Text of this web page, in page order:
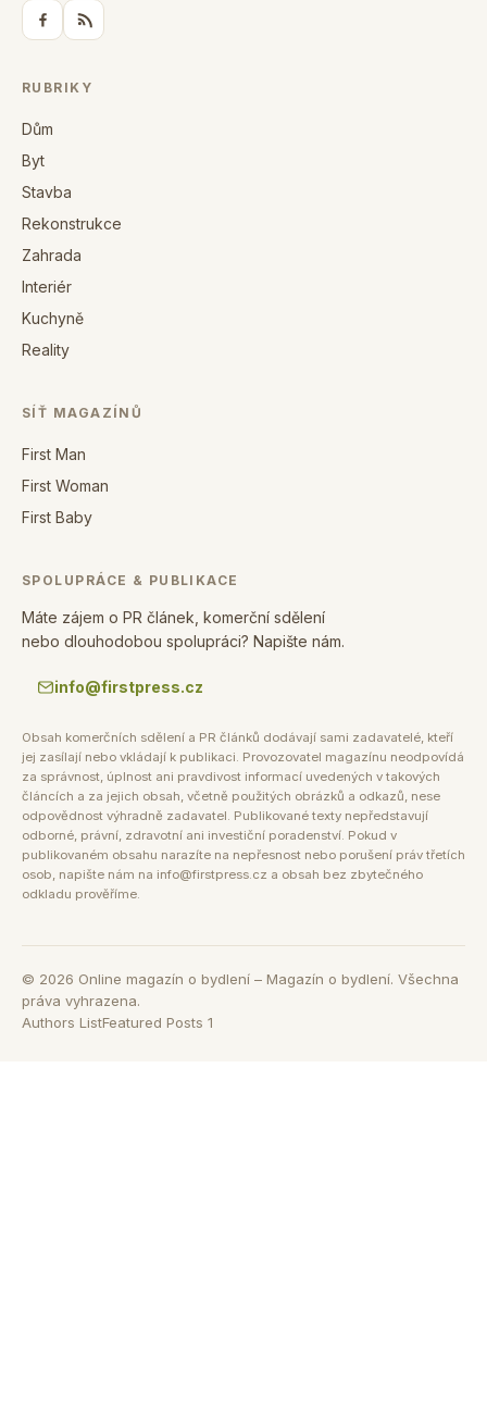
RUBRIKY
Dům
Byt
Stavba
Rekonstrukce
Zahrada
Interiér
Kuchyně
Reality
SÍŤ MAGAZÍNŮ
First Man
First Woman
First Baby
SPOLUPRÁCE & PUBLIKACE
Máte zájem o PR článek, komerční sdělení
nebo dlouhodobou spolupráci? Napište nám.
info@firstpress.cz
Obsah komerčních sdělení a PR článků dodávají sami zadavatelé, kteří
jej zasílají nebo vkládají k publikaci. Provozovatel magazínu neodpovídá
za správnost, úplnost ani pravdivost informací uvedených v takových
článcích a za jejich obsah, včetně použitých obrázků a odkazů, nese
odpovědnost výhradně zadavatel. Publikované texty nepředstavují
odborné, právní, zdravotní ani investiční poradenství. Pokud v
publikovaném obsahu narazíte na nepřesnost nebo porušení práv třetích
osob, napište nám na info@firstpress.cz a obsah bez zbytečného
odkladu prověříme.
© 2026 Online magazín o bydlení – Magazín o bydlení. Všechna
práva vyhrazena.
Authors ListFeatured Posts 1